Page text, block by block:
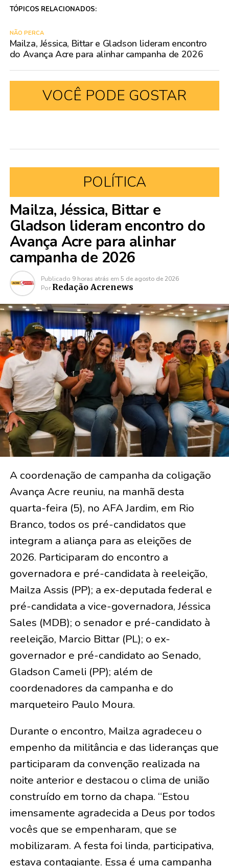
TÓPICOS RELACIONADOS:
NÃO PERCA
Mailza, Jéssica, Bittar e Gladson lideram encontro
do Avança Acre para alinhar campanha de 2026
VOCÊ PODE GOSTAR
POLÍTICA
Mailza, Jéssica, Bittar e
Gladson lideram encontro do
Avança Acre para alinhar
campanha de 2026
Publicado 9 horas atrás em 5 de agosto de 2026
Por Redação Acrenews
A coordenação de campanha da coligação
Avança Acre reuniu, na manhã desta
quarta-feira (5), no AFA Jardim, em Rio
Branco, todos os pré-candidatos que
integram a aliança para as eleições de
2026. Participaram do encontro a
governadora e pré-candidata à reeleição,
Mailza Assis (PP); a ex-deputada federal e
pré-candidata a vice-governadora, Jéssica
Sales (MDB); o senador e pré-candidato à
reeleição, Marcio Bittar (PL); o ex-
governador e pré-candidato ao Senado,
Gladson Cameli (PP); além de
coordenadores da campanha e do
marqueteiro Paulo Moura.
Durante o encontro, Mailza agradeceu o
empenho da militância e das lideranças que
participaram da convenção realizada na
noite anterior e destacou o clima de união
construído em torno da chapa. “Estou
imensamente agradecida a Deus por todos
vocês que se empenharam, que se
mobilizaram. A festa foi linda, participativa,
estava contagiante. Essa é uma campanha